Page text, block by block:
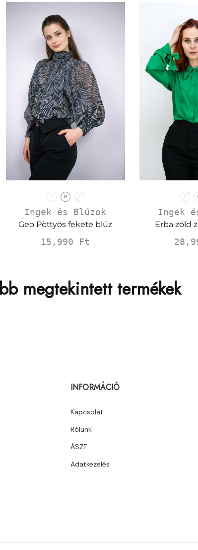
S M L
Ingek és Blúzok
Geo Pöttyös fekete blúz
15,990 Ft
S
Ingek
Erba zöld
megtekintett termékek
INFORMÁCIÓ
Kapcsolat
Rólunk
ÁSZF
Adatkezelés